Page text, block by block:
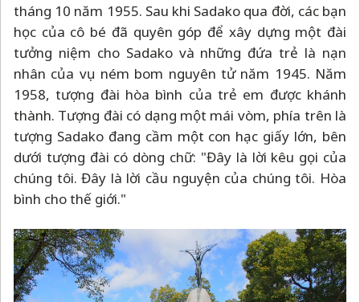
tháng 10 năm 1955. Sau khi Sadako qua đời, các bạn
học của cô bé đã quyên góp để xây dựng một đài
tưởng niệm cho Sadako và những đứa trẻ là nạn
nhân của vụ ném bom nguyên tử năm 1945. Năm
1958, tượng đài hòa bình của trẻ em được khánh
thành. Tượng đài có dạng một mái vòm, phía trên là
tượng Sadako đang cầm một con hạc giấy lớn, bên
dưới tượng đài có dòng chữ: "Đây là lời kêu gọi của
chúng tôi. Đây là lời cầu nguyện của chúng tôi. Hòa
bình cho thế giới."